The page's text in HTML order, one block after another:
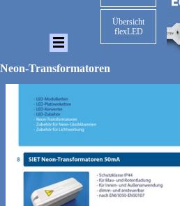
Übersicht
flexLED
Neon-Transformatoren